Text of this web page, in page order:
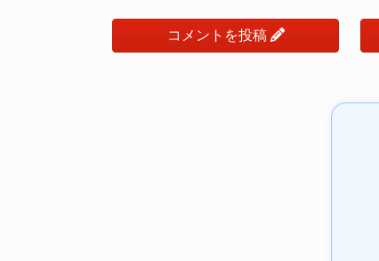
コメントを投稿